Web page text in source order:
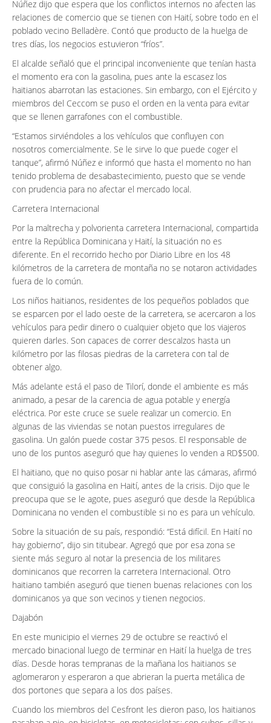
Núñez dijo que espera que los conflictos internos no afecten las
relaciones de comercio que se tienen con Haití, sobre todo en el
poblado vecino Belladère. Contó que producto de la huelga de
tres días, los negocios estuvieron “fríos”.
El alcalde señaló que el principal inconveniente que tenían hasta
el momento era con la gasolina, pues ante la escasez los
haitianos abarrotan las estaciones. Sin embargo, con el Ejército y
miembros del Ceccom se puso el orden en la venta para evitar
que se llenen garrafones con el combustible.
“Estamos sirviéndoles a los vehículos que confluyen con
nosotros comercialmente. Se le sirve lo que puede coger el
tanque”, afirmó Núñez e informó que hasta el momento no han
tenido problema de desabastecimiento, puesto que se vende
con prudencia para no afectar el mercado local.
Carretera Internacional
Por la maltrecha y polvorienta carretera Internacional, compartida
entre la República Dominicana y Haití, la situación no es
diferente. En el recorrido hecho por Diario Libre en los 48
kilómetros de la carretera de montaña no se notaron actividades
fuera de lo común.
Los niños haitianos, residentes de los pequeños poblados que
se esparcen por el lado oeste de la carretera, se acercaron a los
vehículos para pedir dinero o cualquier objeto que los viajeros
quieren darles. Son capaces de correr descalzos hasta un
kilómetro por las filosas piedras de la carretera con tal de
obtener algo.
Más adelante está el paso de Tilorí, donde el ambiente es más
animado, a pesar de la carencia de agua potable y energía
eléctrica. Por este cruce se suele realizar un comercio. En
algunas de las viviendas se notan puestos irregulares de
gasolina. Un galón puede costar 375 pesos. El responsable de
uno de los puntos aseguró que hay quienes lo venden a RD$500.
El haitiano, que no quiso posar ni hablar ante las cámaras, afirmó
que consiguió la gasolina en Haití, antes de la crisis. Dijo que le
preocupa que se le agote, pues aseguró que desde la República
Dominicana no venden el combustible si no es para un vehículo.
Sobre la situación de su país, respondió: “Está difícil. En Haití no
hay gobierno”, dijo sin titubear. Agregó que por esa zona se
siente más seguro al notar la presencia de los militares
dominicanos que recorren la carretera Internacional. Otro
haitiano también aseguró que tienen buenas relaciones con los
dominicanos ya que son vecinos y tienen negocios.
Dajabón
En este municipio el viernes 29 de octubre se reactivó el
mercado binacional luego de terminar en Haití la huelga de tres
días. Desde horas tempranas de la mañana los haitianos se
aglomeraron y esperaron a que abrieran la puerta metálica de
dos portones que separa a los dos países.
Cuando los miembros del Cesfront les dieron paso, los haitianos